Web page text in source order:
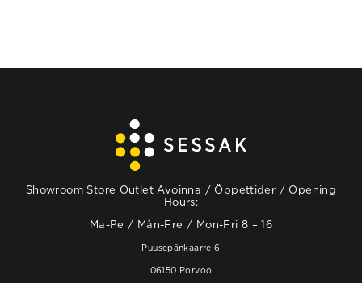
Showroom Store Outlet Avoinna / Öppettider / Opening
Hours:
Ma-Pe / Mån-Fre / Mon-Fri 8 – 16
Puusepänkaarre 6
06150 Porvoo